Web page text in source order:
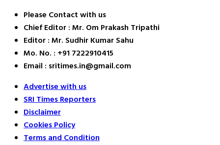
Please Contact with us
Chief Editor : Mr. Om Prakash Tripathi
Editor : Mr. Sudhir Kumar Sahu
Mo. No. : +91 7222910415
Email : sritimes.in@gmail.com
Advertise with us
SRI Times Reporters
Disclaimer
Cookies Policy
Terms and Condition